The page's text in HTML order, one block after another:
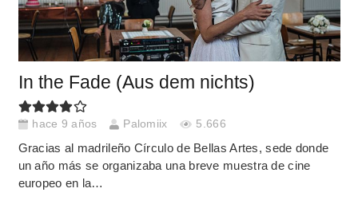
In the Fade (Aus dem nichts)
hace 9 años Palomiix 5.666
Gracias al madrileño Círculo de Bellas Artes, sede donde
un año más se organizaba una breve muestra de cine
europeo en la…